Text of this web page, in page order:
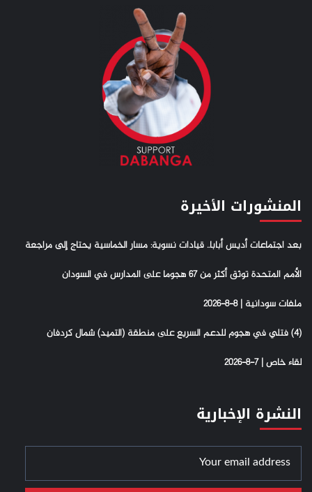
المنشورات الأخيرة
بعد اجتماعات أديس أبابا.. قيادات نسوية: مسار الخماسية يحتاج إلى مراجعة
الأمم المتحدة توثق أكثر من 67 هجوما على المدارس في السودان
ملفات سودانية | 8-8-2026
(4) فتلي في هجوم للدعم السريع على منطقة (التميد) شمال كردفان
لقاء خاص | 7-8-2026
النشرة الإخبارية